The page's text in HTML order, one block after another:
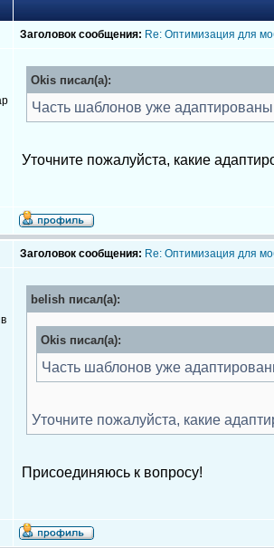
Заголовок сообщения: Re: Оптимизация для
Okis писал(а):
Часть шаблонов уже
Уточните пожалуйста, какие
Заголовок сообщения: Re: Оптимизация для
belish писал(а):
Okis писал(а):
Часть шаблонов уже
Уточните пожалуйста, какие
Присоединяюсь к вопросу!